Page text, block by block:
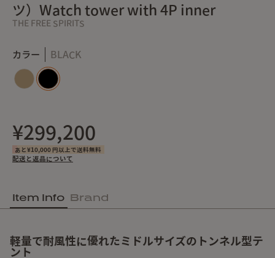
ツ）Watch tower with 4P inner
THE FREE SPIRITS
カラー BLACK
¥299,200
あと¥10,000 円以上で送料無料
配送と返品について
Item Info Brand
軽量で耐風性に優れたミドルサイズのトンネル型テ
ント